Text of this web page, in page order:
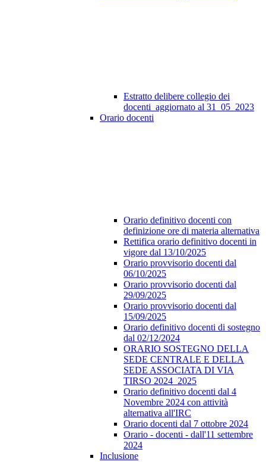
Estratto delibere collegio dei
docenti_aggiornato al 31_05_2023
Orario docenti
Orario definitivo docenti con
definizione ore di materia alternativa
Rettifica orario definitivo docenti in
vigore dal 13/10/2025
Orario provvisorio docenti dal
06/10/2025
Orario provvisorio docenti dal
29/09/2025
Orario provvisorio docenti dal
15/09/2025
Orario definitivo docenti di sostegno
dal 02/12/2024
ORARIO SOSTEGNO DELLA
SEDE CENTRALE E DELLA
SEDE ASSOCIATA DI VIA
TIRSO 2024_2025
Orario definitivo docenti dal 4
Novembre 2024 con attività
alternativa all'IRC
Orario docenti dal 7 ottobre 2024
Orario - docenti - dall'11 settembre
2024
Inclusione